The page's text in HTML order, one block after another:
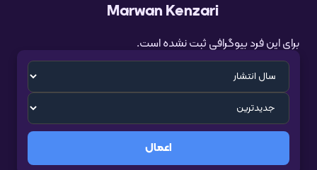
Marwan Kenzari
برای این فرد بیوگرافی ثبت نشده است.
اعمال